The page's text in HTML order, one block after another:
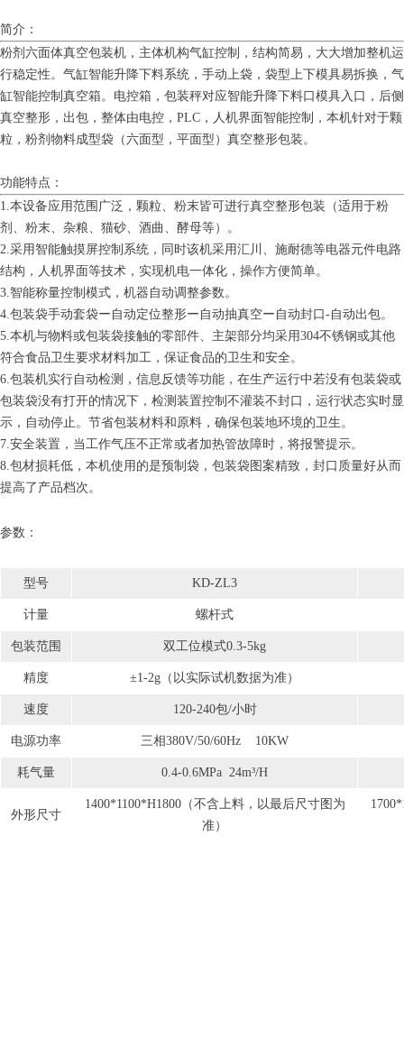
简介：
粉剂六面体真空包装机，主体机构气缸控制，结构简易，大大增加整机运
行稳定性。气缸智能升降下料系统，手动上袋，袋型上下模具易拆换，气
缸智能控制真空箱。电控箱，包装秤对应智能升降下料口模具入口，后侧
真空整形，出包，整体由电控，PLC，人机界面智能控制，本机针对于颗
粒，粉剂物料成型袋（六面型，平面型）真空整形包装。
功能特点：
1.本设备应用范围广泛，颗粒、粉末皆可进行真空整形包装（适用于粉
剂、粉末、杂粮、猫砂、酒曲、酵母等）。
2.采用智能触摸屏控制系统，同时该机采用汇川、施耐德等电器元件电路
结构，人机界面等技术，实现机电一体化，操作方便简单。
3.智能称量控制模式，机器自动调整参数。
4.包装袋手动套袋ー自动定位整形ー自动抽真空ー自动封口-自动出包。
5.本机与物料或包装袋接触的零部件、主架部分均采用304不锈钢或其他
符合食品卫生要求材料加工，保证食品的卫生和安全。
6.包装机实行自动检测，信息反馈等功能，在生产运行中若没有包装袋或
包装袋没有打开的情况下，检测装置控制不灌装不封口，运行状态实时显
示，自动停止。节省包装材料和原料，确保包装地环境的卫生。
7.安全装置，当工作气压不正常或者加热管故障时，将报警提示。
8.包材损耗低，本机使用的是预制袋，包装袋图案精致，封口质量好从而
提高了产品档次。
参数：
型号 KD-ZL3
计量 螺杆式
包装范围 双工位模式0.3-5kg
精度 ±1-2g（以实际试机数据为准）
速度 120-240包/小时
电源功率 三相380V/50/60Hz 10KW
耗气量 0.4-0.6MPa 24m³/H
外形尺寸
1400*1100*H1800（不含上料，以最后尺寸图为
准）